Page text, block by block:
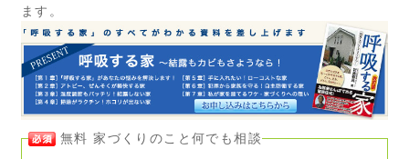
ます。
無料 家づくりのこと何でも相談